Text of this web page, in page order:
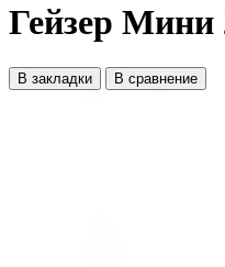
Гейзер Мини
В закладки В сравнение